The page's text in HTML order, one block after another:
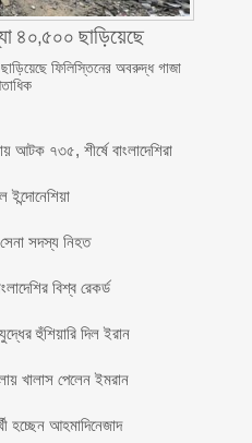
৪০,৫০০ ছাড়িয়েছে
ফিলিস্তিনের অবরুদ্ধ গাজা
আটক ৭৩৫, শীর্ষে বাংলাদেশিরা
ইন্দোনেশিয়া
সদস্য নিহত
বিশ্ব রেকর্ড
হুঁশিয়ারি দিল ইরান
খালাস পেলেন ইমরান
হচ্ছেন আহমাদিনেজাদ